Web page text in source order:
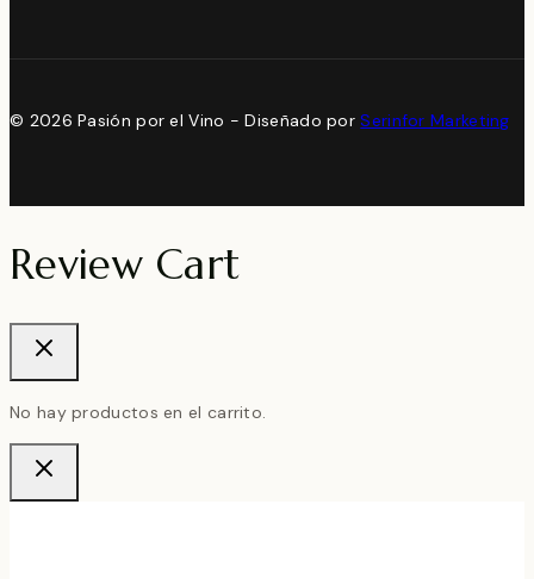
© 2026 Pasión por el Vino - Diseñado porSerinfor Marketing
Review Cart
No hay productos en el carrito.